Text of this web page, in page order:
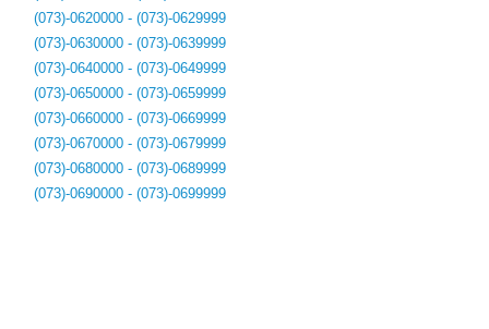
(073)-0620000 - (073)-0629999
(073)-0630000 - (073)-0639999
(073)-0640000 - (073)-0649999
(073)-0650000 - (073)-0659999
(073)-0660000 - (073)-0669999
(073)-0670000 - (073)-0679999
(073)-0680000 - (073)-0689999
(073)-0690000 - (073)-0699999